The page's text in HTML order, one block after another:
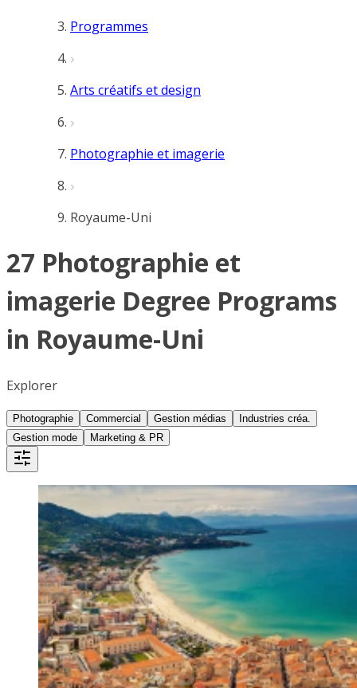
Programmes
Arts créatifs et design
Photographie et imagerie
Royaume-Uni
27 Photographie et
imagerie Degree Programs
in Royaume-Uni
Explorer
Photographie Commercial Gestion médias
Industries créa.
Gestion mode
Marketing & PR